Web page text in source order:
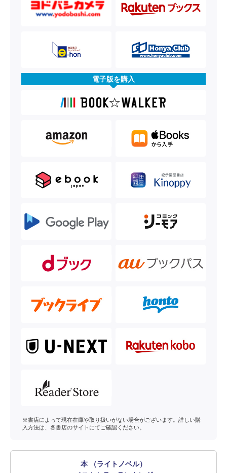
電子版を購入
※書店によって現在在庫や取り扱いがない場合がございます。詳しい購
入方法は、各書店のサイトにてご確認ください。
本 （ライトノベル）